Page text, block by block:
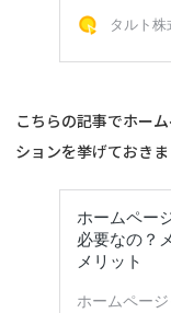
こちらの記事でホー
ションを挙げておきま